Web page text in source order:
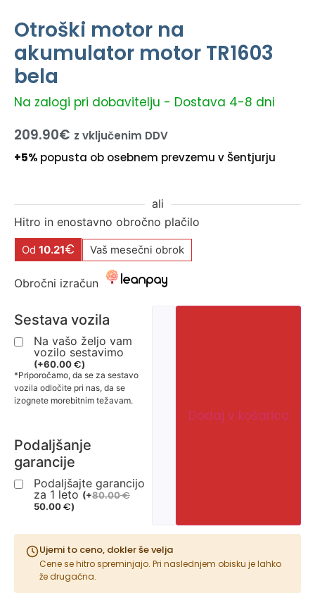
Otroški motor na
akumulator motor TR1603
bela
Na zalogi pri dobavitelju - Dostava 4-8 dni
209.90€ z vključenim DDV
+5% popusta ob osebnem prevzemu v Šentjurju
ali
Hitro in enostavno obročno plačilo
Od 10.21€ Vaš mesečni obrok
Obročni izračun
Sestava vozila
Na vašo željo vam
vozilo sestavimo
(+60.00€)
*Priporočamo, da se za sestavo
vozila odločite pri nas, da se
izognete morebitnim težavam.
Podaljšanje
garancije
Podaljšajte garancijo
za 1 leto (+80.00€
50.00€)
Dodaj v košarico
Ujemi to ceno, dokler še velja
Cene se hitro spreminjajo. Pri naslednjem obisku je lahko
že drugačna.